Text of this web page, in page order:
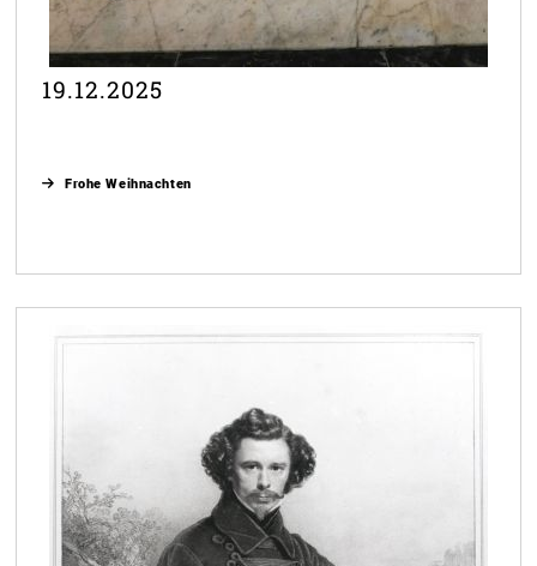
19.12.2025
Frohe Weihnachten